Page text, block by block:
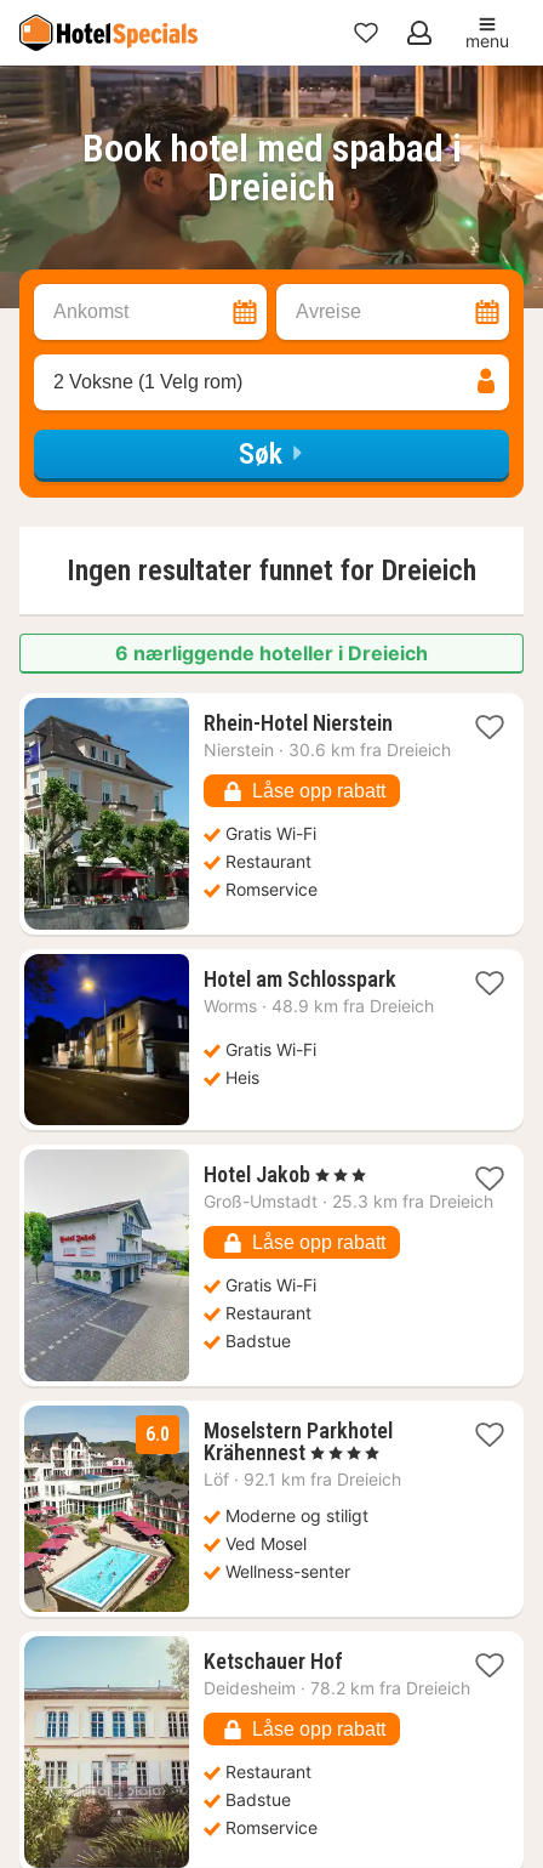
Mine
favoritter
menu
Book hotel med spabad i
Dreieich
Ankomst Avreise
2 Voksne (1 Velg rom)
Søk
Ingen resultater funnet for Dreieich
6 nærliggende hoteller i Dreieich
Rhein-Hotel Nierstein1
natt
2075
kr.
Nierstein · 30.6 km fra Dreieich
Låse opp rabatt
Gratis Wi-Fi
Restaurant
Romservice
Hotel am Schlosspark1
natt
Worms · 48.9 km fra Dreieich
Gratis Wi-Fi
Heis
Hotel Jakob1
natt
1292
kr.
, 3 Stjerner
Groß-Umstadt · 25.3 km fra Dreieich
Låse opp rabatt
Gratis Wi-Fi
Restaurant
Badstue
6.0
Moselstern Parkhotel
Krähennest1
natt
3383
, 4 Stjerner
Löf · 92.1 km fra Dreieich
Moderne og stiligt
Ved Mosel
Wellness-senter
Ketschauer Hof1
natt
3253
kr.
Deidesheim · 78.2 km fra Dreieich
Låse opp rabatt
Restaurant
Badstue
Romservice